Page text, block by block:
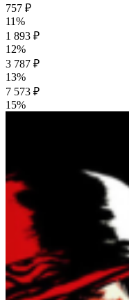
757 ₽
11%
1 893 ₽
12%
3 787 ₽
13%
7 573 ₽
15%